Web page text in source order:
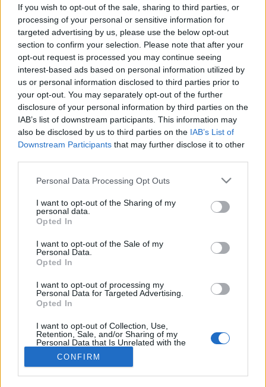
If you wish to opt-out of the sale, sharing to third parties, or
processing of your personal or sensitive information for
targeted advertising by us, please use the below opt-out
section to confirm your selection. Please note that after your
opt-out request is processed you may continue seeing
interest-based ads based on personal information utilized by
us or personal information disclosed to third parties prior to
your opt-out. You may separately opt-out of the further
disclosure of your personal information by third parties on the
IAB’s list of downstream participants. This information may
also be disclosed by us to third parties on the IAB’s List of
Downstream Participants that may further disclose it to other
Please note that this website/app uses one or more Google
not limited to your visit or usage behaviour. You may click to
grant or deny consent to Google and its third-party tags to
use your data for below specified purposes in below Google
consent section.
Personal Data Processing Opt Outs
I want to opt-out of the Sharing of my
personal data.
Opted In
I want to opt-out of the Sale of my
Personal Data.
Opted In
I want to opt-out of processing my
Personal Data for Targeted Advertising.
Opted In
I want to opt-out of Collection, Use,
Retention, Sale, and/or Sharing of my
Personal Data that Is Unrelated with the
Purposes for which it was collected.
Opted Out
CONFIRM
tüdőbetegség